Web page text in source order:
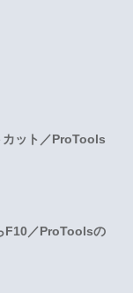
カット／ProTools
F10／ProToolsの